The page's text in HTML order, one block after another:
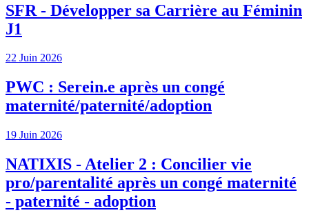
SFR - Développer sa Carrière au Féminin
J1
22 Juin 2026
PWC : Serein.e après un congé
maternité/paternité/adoption
19 Juin 2026
NATIXIS - Atelier 2 : Concilier vie
pro/parentalité après un congé maternité
- paternité - adoption